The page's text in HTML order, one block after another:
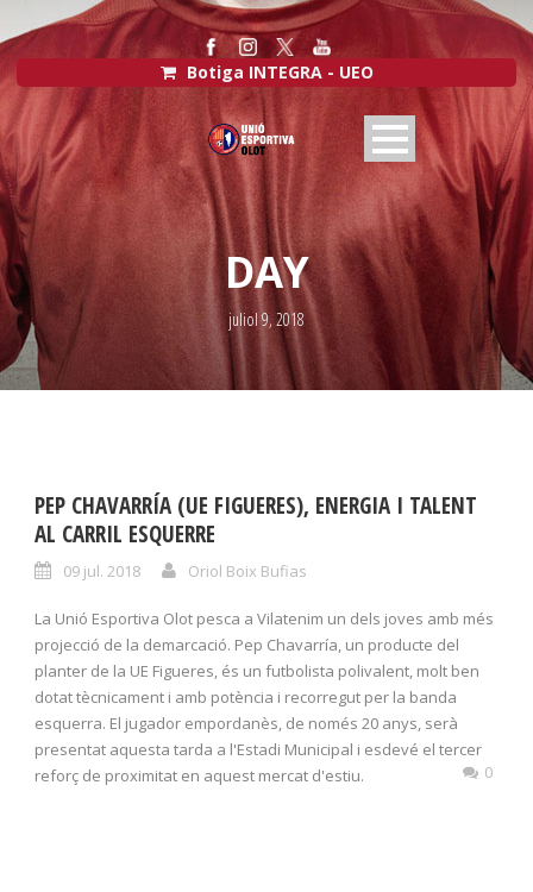
Botiga INTEGRA - UEO
DAY
juliol 9, 2018
PEP CHAVARRÍA (UE FIGUERES), ENERGIA I TALENT
AL CARRIL ESQUERRE
09 jul. 2018 Oriol Boix Bufias
La Unió Esportiva Olot pesca a Vilatenim un dels joves amb més
projecció de la demarcació. Pep Chavarría, un producte del
planter de la UE Figueres, és un futbolista polivalent, molt ben
dotat tècnicament i amb potència i recorregut per la banda
esquerra. El jugador empordanès, de només 20 anys, serà
presentat aquesta tarda a l'Estadi Municipal i esdevé el tercer
reforç de proximitat en aquest mercat d'estiu.
0